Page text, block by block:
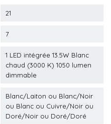
21
7
1 LED intégrée 13.5W Blanc
chaud (3000 K) 1050 lumen
dimmable
Blanc/Laiton ou Blanc/Noir
ou Blanc ou Cuivre/Noir ou
Doré/Noir ou Doré/Doré